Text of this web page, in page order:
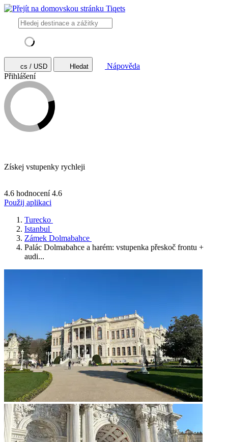
cs / USD Hledat
Nápověda
Přihlášení
Získej vstupenky rychleji
4.6 hodnocení 4.6
Použij aplikaci
Turecko
Istanbul
Zámek Dolmabahce
Palác Dolmabahce a harém: vstupenka přeskoč frontu +
audi...